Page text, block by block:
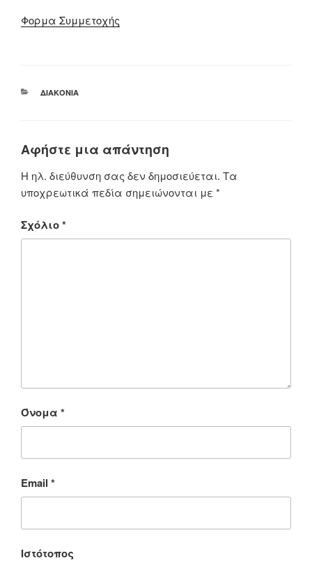
Φορμα Συμμετοχής
ΚΑΤΗΓΟΡΊΕΣ
ΔΙΑΚΟΝΊΑ
Αφήστε μια απάντηση
Η ηλ. διεύθυνση σας δεν δημοσιεύεται. Τα
υποχρεωτικά πεδία σημειώνονται με *
Σχόλιο*
Όνομα *
Email *
Ιστότοπος